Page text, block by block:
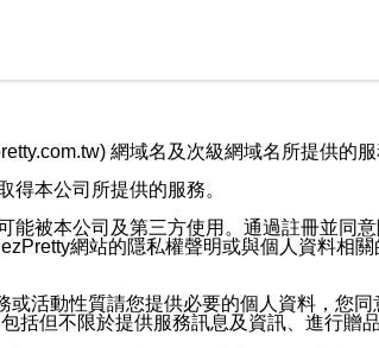
網域名及次級網域名所提供的
本公司所提供的服務。
被本公司及第三方使用。通過註冊並同
網站的隱私權聲明或與個人資料相
活動性質請您提供必要的個人資料，您
但不限於提供服務訊息及資訊、進行贈